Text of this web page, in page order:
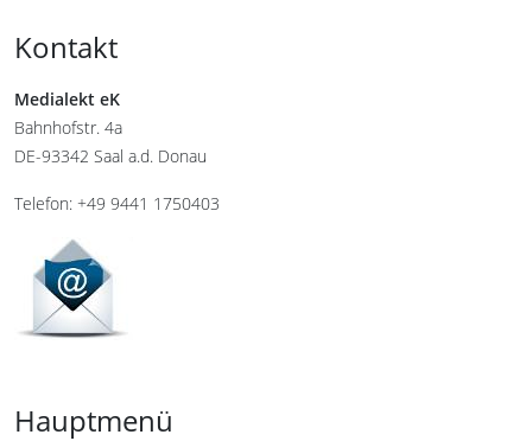
Kontakt
Medialekt eK
Bahnhofstr. 4a
DE-93342 Saal a.d. Donau
Telefon: +49 9441 1750403
Hauptmenü